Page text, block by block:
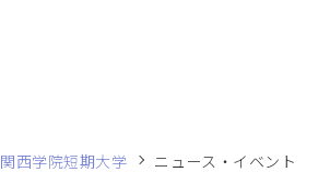
関西学院短期大学 ニュース・イベント